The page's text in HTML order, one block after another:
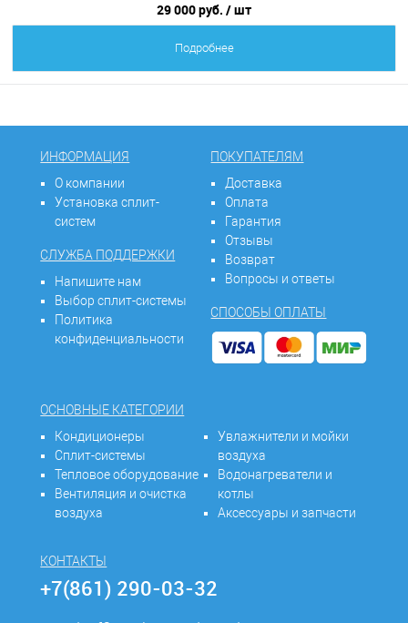
29 000 руб. / шт
Подробнее
ИНФОРМАЦИЯ
О компании
Установка сплит-
систем
СЛУЖБА ПОДДЕРЖКИ
Напишите нам
Выбор сплит-системы
Политика
конфиденциальности
ПОКУПАТЕЛЯМ
Доставка
Оплата
Гарантия
Отзывы
Возврат
Вопросы и ответы
СПОСОБЫ ОПЛАТЫ
ОСНОВНЫЕ КАТЕГОРИИ
Кондиционеры
Сплит-системы
Тепловое оборудование
Вентиляция и очистка
воздуха
Увлажнители и мойки
воздуха
Водонагреватели и
котлы
Аксессуары и запчасти
КОНТАКТЫ
+7(861) 290-03-32